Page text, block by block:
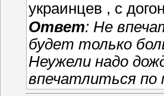
украинцев , с
Ответ: Не
будет только
Неужели надо
впечатлиться по